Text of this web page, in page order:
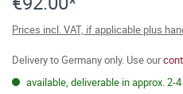
Prices incl. VAT, if applicable plus
Delivery to Germany only. Use our
available, deliverable in approx. 2-